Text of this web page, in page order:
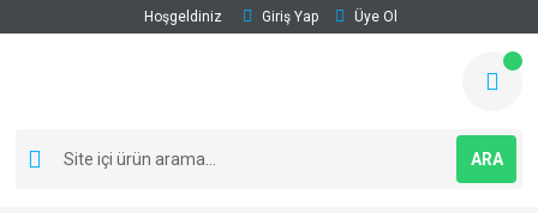
Hoşgeldiniz Giriş Yap Üye Ol
ARA